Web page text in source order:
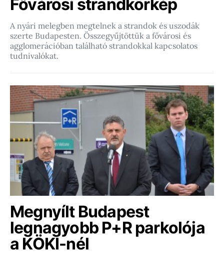
Fővárosi strandkörkép
A nyári melegben megtelnek a strandok és uszodák
szerte Budapesten. Összegyűjtöttük a fővárosi és
agglomerációban található strandokkal kapcsolatos
tudnivalókat.
Megnyílt Budapest
legnagyobb P+R parkolója
a KÖKI-nél